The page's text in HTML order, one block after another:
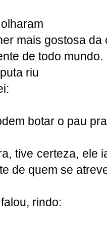
mais gostosa
de todo mundo.
riu
botar o pau
tive certeza, ele
de quem se
rindo: